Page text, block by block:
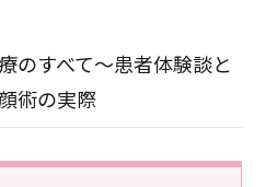
のすべて〜患者体験談と
術の実際